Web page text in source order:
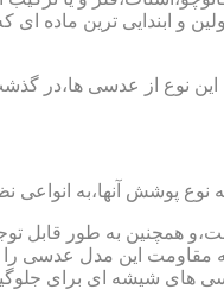
از دو دسته ی کلی ساخته شده :۱ : شیشه۲:
نوع از عدسی ها،در
همچنین به طور قابل
این مدل عدسی
های شیشه ای برای